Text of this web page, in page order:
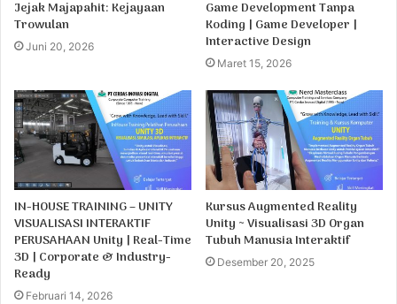
Jejak Majapahit: Kejayaan
Trowulan
Juni 20, 2026
Game Development Tanpa
Koding | Game Developer |
Interactive Design
Maret 15, 2026
IN-HOUSE TRAINING – UNITY
VISUALISASI INTERAKTIF
PERUSAHAAN Unity | Real-Time
3D | Corporate & Industry-
Ready
Februari 14, 2026
Kursus Augmented Reality
Unity ~ Visualisasi 3D Organ
Tubuh Manusia Interaktif
Desember 20, 2025